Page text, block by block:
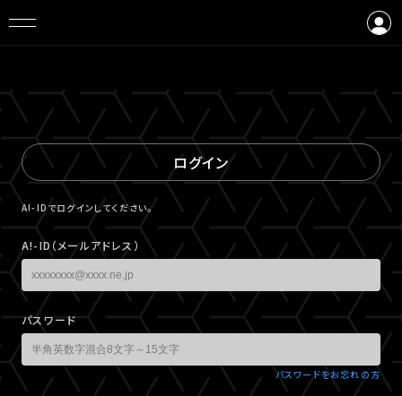
ログイン
A!-IDでログインしてください。
A!-ID（メールアドレス）
パスワード
パスワードをお忘れの方